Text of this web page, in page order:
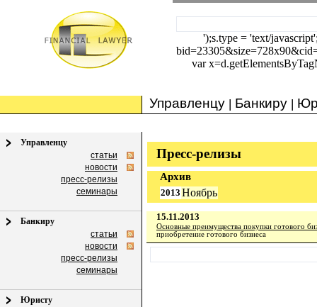
');s.type = 'text/
var
Управленцу | Банкиру |
Управленцу
статьи
новости
пресс-релизы
семинары
Банкиру
статьи
новости
пресс-релизы
семинары
Юристу
Пресс-релизы
Архив
2013 Ноябрь
15.11.2013
Основные преимущества покупки готового
приобретение готового бизнеса